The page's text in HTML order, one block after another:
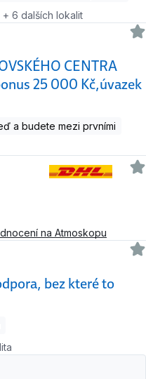
6 dalších lokalit
CENTRA
25 000 Kč,úvazek
a budete mezi prvními
na Atmoskopu
bez které to